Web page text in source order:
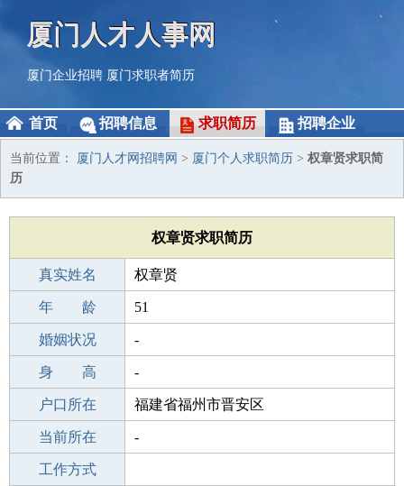
厦门人才人事网
厦门企业招聘 厦门求职者简历
首页 招聘信息 求职简历 招聘企业
当前位置： 厦门人才网招聘网 > 厦门个人求职简历 > 权章贤求职简
历
权章贤求职简历
真实姓名 权章贤
性 别 男
年 龄 51
出生年月 1975-03-14
婚姻状况 -
学 历 成人教育
身 高 -
毕业学校 成人教育
户口所在 福建省福州市晋安区
所学专业 -
当前所在 -
工作经验
工作方式